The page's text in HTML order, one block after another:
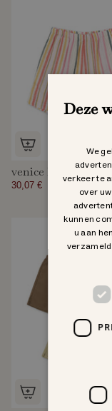
venice korte broek
30,07 €
Deze
We
verkeer te
over
kunnen
u aan